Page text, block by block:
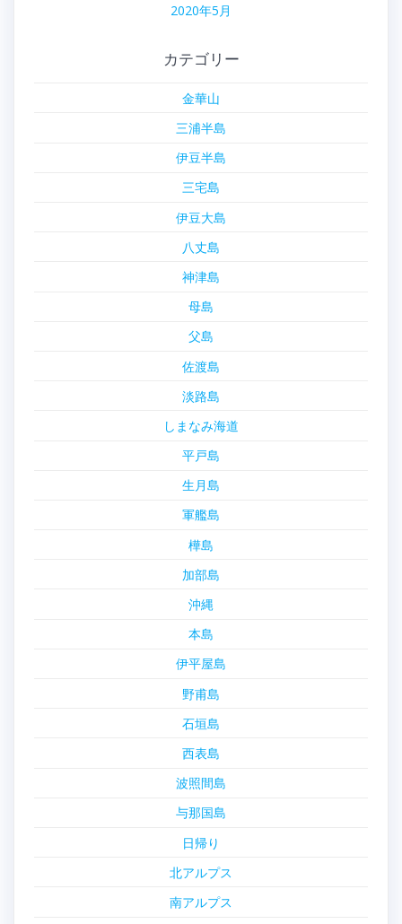
2020年5月
カテゴリー
金華山
三浦半島
伊豆半島
三宅島
伊豆大島
八丈島
神津島
母島
父島
佐渡島
淡路島
しまなみ海道
平戸島
生月島
軍艦島
樺島
加部島
沖縄
本島
伊平屋島
野甫島
石垣島
西表島
波照間島
与那国島
日帰り
北アルプス
南アルプス